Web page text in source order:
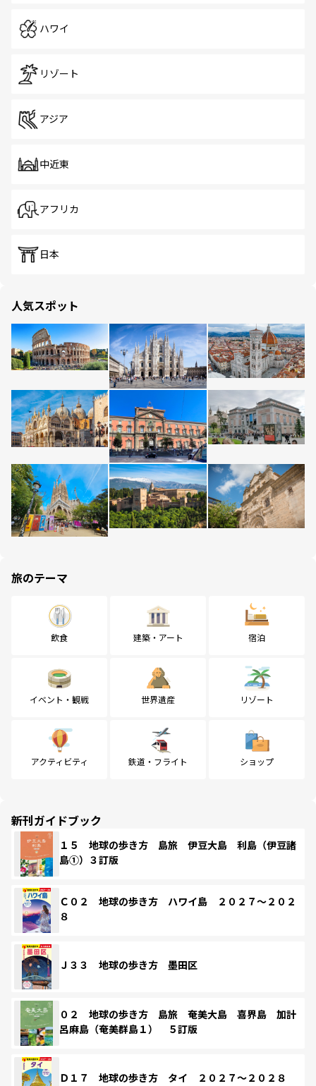
ハワイ
リゾート
アジア
中近東
アフリカ
日本
人気スポット
旅のテーマ
飲食 建築・アート 宿泊
イベント・観戦 世界遺産 リゾート
アクティビティ 鉄道・フライト ショップ
新刊ガイドブック
１５ 地球の歩き方 島旅 伊豆大島 利島（伊豆諸
島①）３訂版
Ｃ０２ 地球の歩き方 ハワイ島 ２０２７～２０２
８
Ｊ３３ 地球の歩き方 墨田区
０２ 地球の歩き方 島旅 奄美大島 喜界島 加計
呂麻島（奄美群島１） ５訂版
Ｄ１７ 地球の歩き方 タイ ２０２７～２０２８